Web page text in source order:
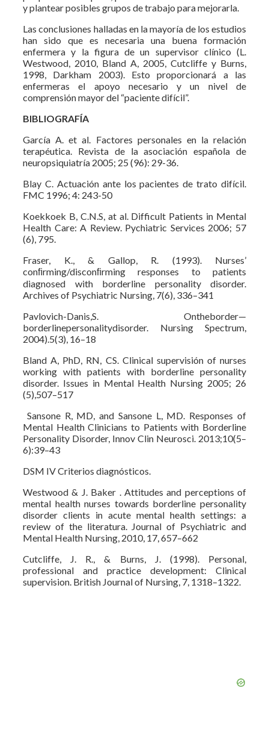
y plantear posibles grupos de trabajo para mejorarla.
Las conclusiones halladas en la mayoría de los estudios
han sido que es necesaria una buena formación
enfermera y la figura de un supervisor clínico (L.
Westwood, 2010, Bland A, 2005, Cutcliffe y Burns,
1998, Darkham 2003). Esto proporcionará a las
enfermeras el apoyo necesario y un nivel de
comprensión mayor del “paciente difícil”.
BIBLIOGRAFÍA
García A. et al. Factores personales en la relación
terapéutica. Revista de la asociación española de
neuropsiquiatría 2005; 25 (96): 29-36.
Blay C. Actuación ante los pacientes de trato difícil.
FMC 1996; 4: 243-50
Koekkoek B, C.N.S, at al. Difficult Patients in Mental
Health Care: A Review. Pychiatric Services 2006; 57
(6), 795.
Fraser, K., & Gallop, R. (1993). Nurses’
conﬁrming/disconﬁrming responses to patients
diagnosed with borderline personality disorder.
Archives of Psychiatric Nursing, 7(6), 336–341
Pavlovich-Danis,S. Ontheborder—
borderlinepersonalitydisorder. Nursing Spectrum,
2004).5(3), 16–18
Bland A, PhD, RN, CS. Clinical supervisión of nurses
working with patients with borderline personality
disorder. Issues in Mental Health Nursing 2005; 26
(5),507–517
Sansone R, MD, and Sansone L, MD. Responses of
Mental Health Clinicians to Patients with Borderline
Personality Disorder, Innov Clin Neurosci. 2013;10(5–
6):39–43
DSM IV Criterios diagnósticos.
Westwood & J. Baker . Attitudes and perceptions of
mental health nurses towards borderline personality
disorder clients in acute mental health settings: a
review of the literatura. Journal of Psychiatric and
Mental Health Nursing, 2010, 17, 657–662
Cutcliffe, J. R., & Burns, J. (1998). Personal,
professional and practice development: Clinical
supervision. British Journal of Nursing, 7, 1318–1322.